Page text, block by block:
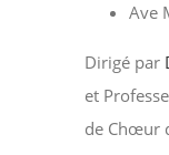
Ave
Dirigé par
et
de Chœur